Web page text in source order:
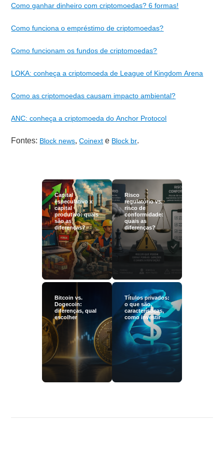
Como ganhar dinheiro com criptomoedas? 6 formas!
Como funciona o empréstimo de criptomoedas?
Como funcionam os fundos de criptomoedas?
LOKA: conheça a criptomoeda de League of Kingdom Arena
Como as criptomoedas causam impacto ambiental?
ANC: conheça a criptomoeda do Anchor Protocol
Fontes: Block news,Coinext e Block br.
Capital
especulativo x
capital
produtivo: quais
são as
diferenças?
Risco
regulatório vs.
risco de
conformidade:
quais as
diferenças?
Bitcoin vs.
Dogecoin:
diferenças, qual
escolher
Títulos privados:
o que são,
características,
como investir